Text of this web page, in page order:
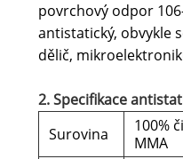
povrchový odpor
antistatický, obvykle
dělič,
2. Specifikace
Surovina
100%
MMA